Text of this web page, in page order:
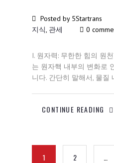
Posted by 5Startrans
지식, 관세 0
I. 원자력: 무한한 힘의 원
는 원자핵 내부의 변화로
니다. 간단히 말해서, 물질
CONTINUE READING
1 2